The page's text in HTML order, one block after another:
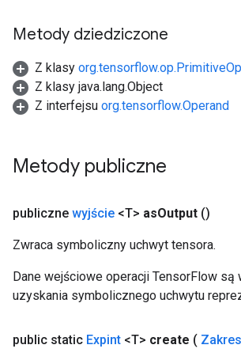
Metody dziedziczone
Z klasy org.tensorflow.op.PrimitiveOp
Z klasy java.lang.Object
Z interfejsu org.tensorflow.Operand
Metody publiczne
publiczne wyjście <T> asOutput ()
Zwraca symboliczny uchwyt tensora.
Dane wejściowe operacji TensorFlow są
uzyskania symbolicznego uchwytu
public static Expint <T> create ( Zakres